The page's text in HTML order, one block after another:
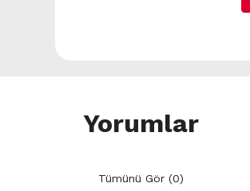
Yorumlar
Tümünü Gör (0)